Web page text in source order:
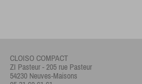
CLOISO COMPACT
ZI Pasteur - 205 rue Pasteur
54230 Neuves-Maisons